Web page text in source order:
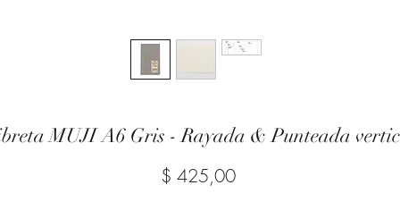
MUJI A6 Gris - Rayada & Punteada
$ 425,00Precio